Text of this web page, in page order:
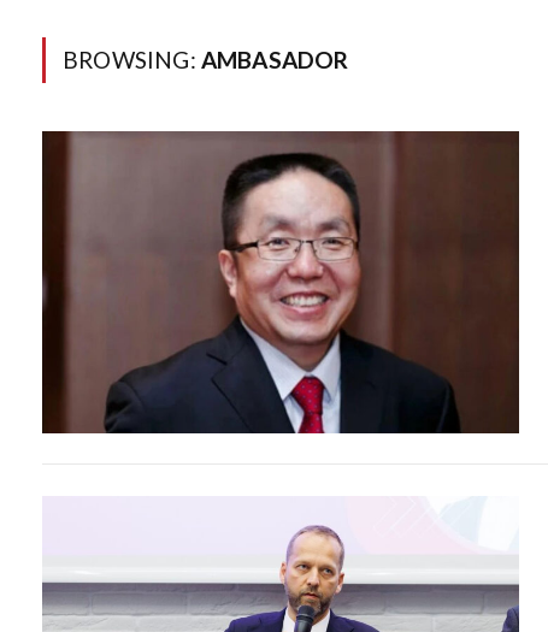
BROWSING: AMBASADOR